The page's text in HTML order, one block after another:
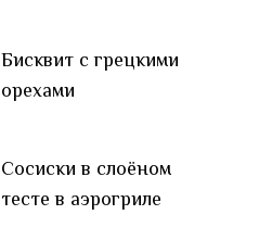
Бисквит с грецкими
орехами
Сосиски в слоёном
тесте в аэрогриле